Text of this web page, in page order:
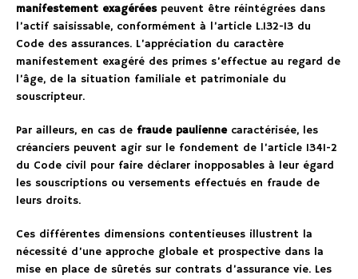
manifestement exagéréespeuvent être réintégrées dans
l’actif saisissable, conformément à l’article L.132-13 du
Code des assurances. L’appréciation du caractère
manifestement exagéré des primes s’effectue au regard de
l’âge, de la situation familiale et patrimoniale du
souscripteur.
Par ailleurs, en cas de fraude pauliennecaractérisée, les
créanciers peuvent agir sur le fondement de l’article 1341-2
du Code civil pour faire déclarer inopposables à leur égard
les souscriptions ou versements effectués en fraude de
leurs droits.
Ces différentes dimensions contentieuses illustrent la
nécessité d’une approche globale et prospective dans la
mise en place de sûretés sur contrats d’assurance vie. Les